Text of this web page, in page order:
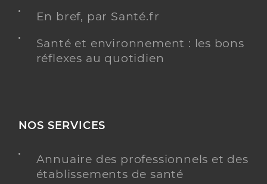
En bref, par Santé.fr
Santé et environnement : les bons
réflexes au quotidien
NOS SERVICES
Annuaire des professionnels et des
établissements de santé